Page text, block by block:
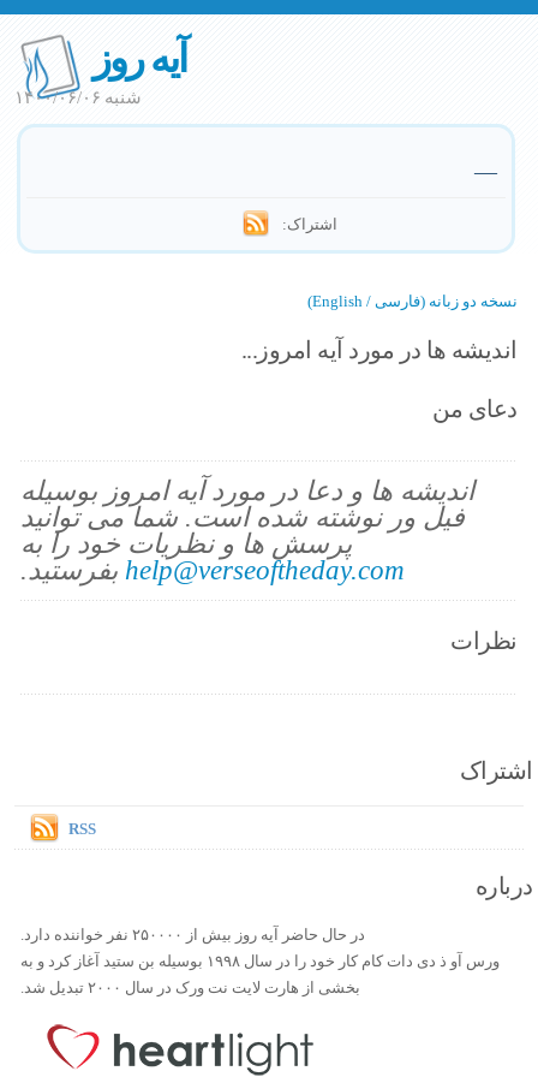
آیه روز
شنبه ۱۴۰۰/۰۶/۰۶
—
اشتراک:
نسخه دو زبانه (فارسی / English)
اندیشه ها در مورد آیه امروز...
دعای من
اندیشه ها و دعا در مورد آیه امروز بوسیله
فیل ور نوشته شده است. شما می توانید
پرسش ها و نظریات خود را به
help@verseoftheday.com بفرستید.
نظرات
اشتراک
RSS
درباره
در حال حاضر آیه روز بیش از ۲۵۰۰۰۰ نفر خواننده دارد.
ورس آو ذ دی دات کام کار خود را در سال ۱۹۹۸ بوسیله بن ستید آغاز کرد و به
بخشی از هارت لایت نت ورک در سال ۲۰۰۰ تبدیل شد.